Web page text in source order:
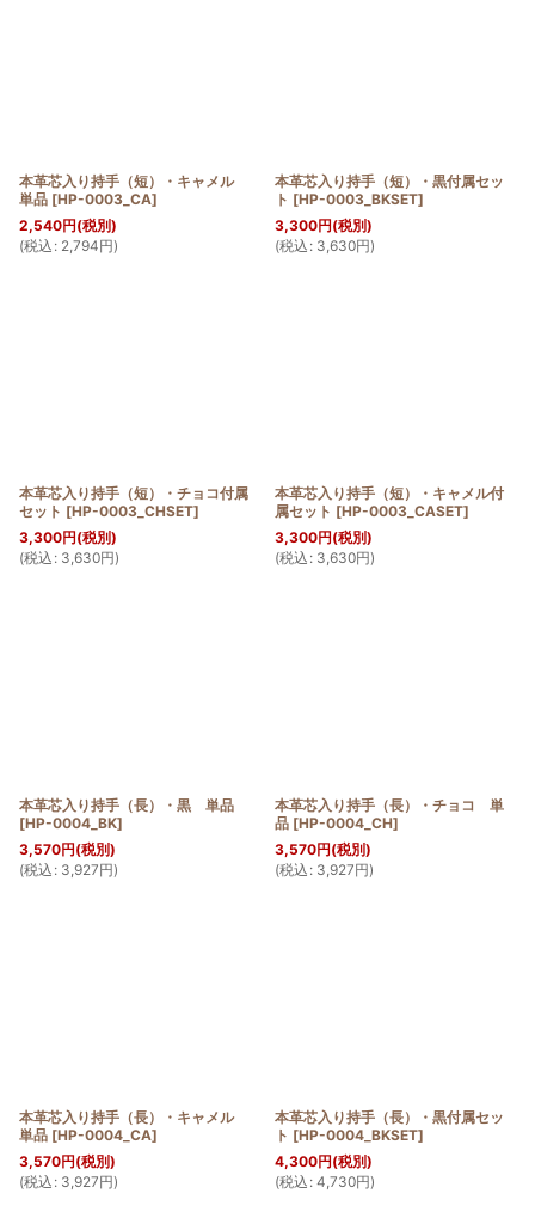
本革芯入り持手（短）・キャメル
単品 [HP-0003_CA]
2,540円(税別)
(税込 : 2,794円)
本革芯入り持手（短）・黒付属セッ
ト [HP-0003_BKSET]
3,300円(税別)
(税込 : 3,630円)
本革芯入り持手（短）・チョコ付属
セット [HP-0003_CHSET]
3,300円(税別)
(税込 : 3,630円)
本革芯入り持手（短）・キャメル付
属セット [HP-0003_CASET]
3,300円(税別)
(税込 : 3,630円)
本革芯入り持手（長）・黒 単品
[HP-0004_BK]
3,570円(税別)
(税込 : 3,927円)
本革芯入り持手（長）・チョコ 単
品 [HP-0004_CH]
3,570円(税別)
(税込 : 3,927円)
本革芯入り持手（長）・キャメル
単品 [HP-0004_CA]
3,570円(税別)
(税込 : 3,927円)
本革芯入り持手（長）・黒付属セッ
ト [HP-0004_BKSET]
4,300円(税別)
(税込 : 4,730円)